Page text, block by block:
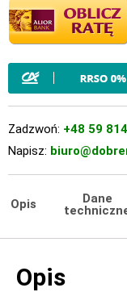
Zadzwoń: +48 59
Napisz:
Opis
Dane
Opis